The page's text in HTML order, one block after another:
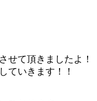
せて頂きましたよ！
ていきます！！